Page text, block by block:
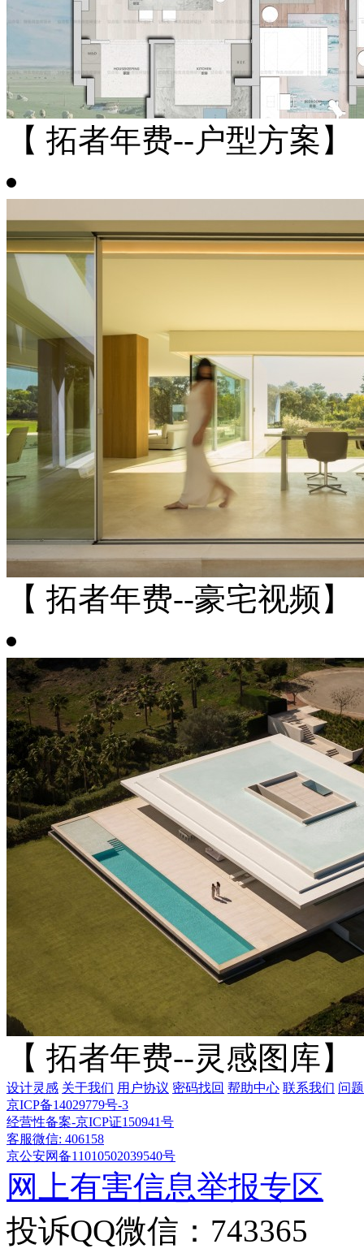
【 拓者年费--户型方案】
【 拓者年费--豪宅视频】
【 拓者年费--灵感图库】
设计灵感 关于我们 用户协议 密码找回 帮助中心 联系我们 问
京ICP备14029779号-3
经营性备案-京ICP证150941号
客服微信: 406158
京公安网备11010502039540号
网上有害信息举报专区
投诉QQ微信：743365